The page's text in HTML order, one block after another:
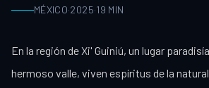
MÉXICO·2025·19 MIN
En la región de Xi' Guiniú, un lugar
hermoso valle, viven espíritus de la